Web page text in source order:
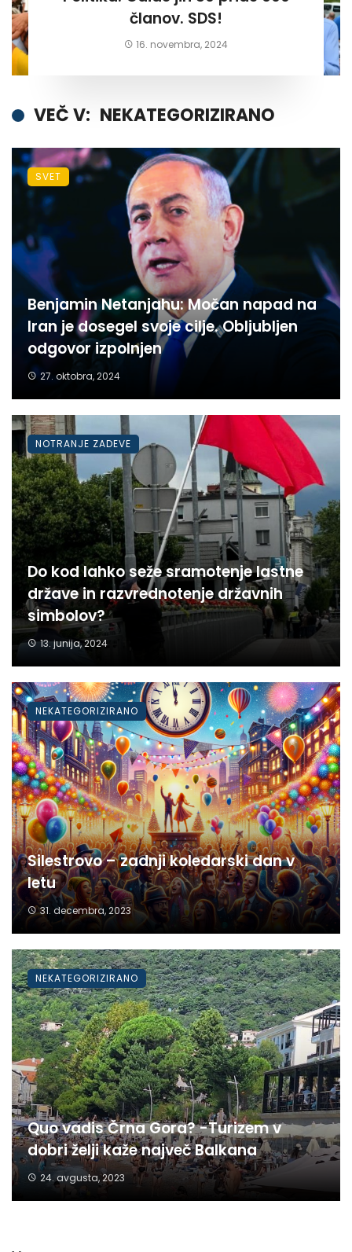
članov. SDS!
16. novembra, 2024
VEČ V: NEKATEGORIZIRANO
Benjamin Netanjahu: Močan napad na
Iran je dosegel svoje cilje. Obljubljen
odgovor izpolnjen
27. oktobra, 2024
SVET
Do kod lahko seže sramotenje lastne
države in razvrednotenje državnih
simbolov?
13. junija, 2024
NOTRANJE ZADEVE
Silestrovo – zadnji koledarski dan v
letu
31. decembra, 2023
NEKATEGORIZIRANO
Quo vadis Črna Gora? -Turizem v
dobri želji kaže največ Balkana
24. avgusta, 2023
NEKATEGORIZIRANO